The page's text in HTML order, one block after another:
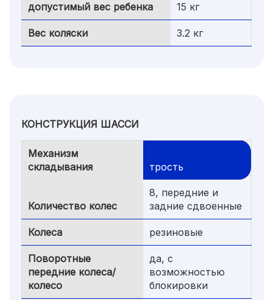
допустимый вес ребенка
15 кг
Вес коляски 3.2 кг
КОНСТРУКЦИЯ ШАССИ
Механизм
складывания
трость
Количество колес
8, передние и
задние сдвоенные
Колеса резиновые
Поворотные
передние колеса/
колесо
да, с
возможностью
блокировки